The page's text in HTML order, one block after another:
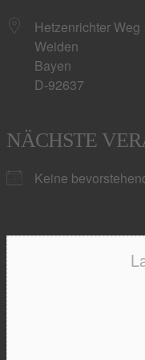
Hetzenrichter Weg
Weiden
Bayen
D-92637
NÄCHSTE
Keine